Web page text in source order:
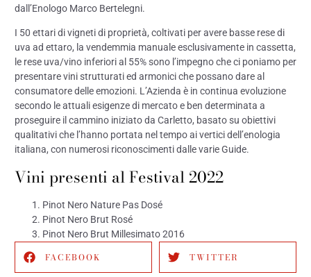
dall’Enologo Marco Bertelegni.
I 50 ettari di vigneti di proprietà, coltivati per avere basse rese di
uva ad ettaro, la vendemmia manuale esclusivamente in cassetta,
le rese uva/vino inferiori al 55% sono l’impegno che ci poniamo per
presentare vini strutturati ed armonici che possano dare al
consumatore delle emozioni. L’Azienda è in continua evoluzione
secondo le attuali esigenze di mercato e ben determinata a
proseguire il cammino iniziato da Carletto, basato su obiettivi
qualitativi che l’hanno portata nel tempo ai vertici dell’enologia
italiana, con numerosi riconoscimenti dalle varie Guide.
Vini presenti al Festival 2022
Pinot Nero Nature Pas Dosé
Pinot Nero Brut Rosé
Pinot Nero Brut Millesimato 2016
FACEBOOK TWITTER